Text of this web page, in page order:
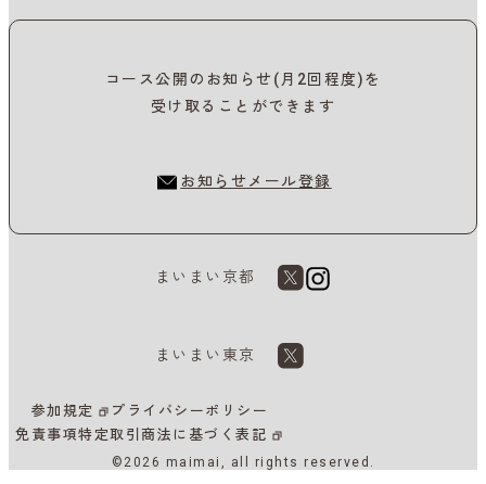
コース公開のお知らせ(月2回程度)を
受け取ることができます
お知らせメール登録
まいまい京都
まいまい東京
参加規定
プライバシーポリシー
免責事項特定取引商法に基づく表記
©2026 maimai, all rights reserved.